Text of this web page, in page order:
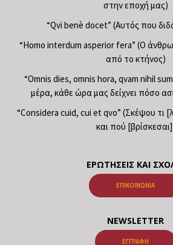
στην εποχή μας)
“Qvi benè docet” (Αυτός που
“Homo interdum asperior fera” (Ο
από το κτήνος)
“Omnis dies, omnis hora, qvam nihil
μέρα, κάθε ώρα μας δείχνει πόσο
“Considera cuid, cui et qvo” (Σκέψου τι
και πού
ΕΡΩΤΉΣΕΙΣ ΚΑΙ
ΕΠΙΚΟΙΝΩΝΊΑ
NEWSLETTER
ΕΓΓΡΑΦΉ